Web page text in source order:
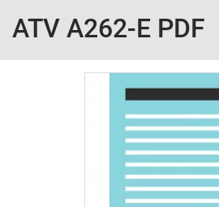
ATV A262-E PDF